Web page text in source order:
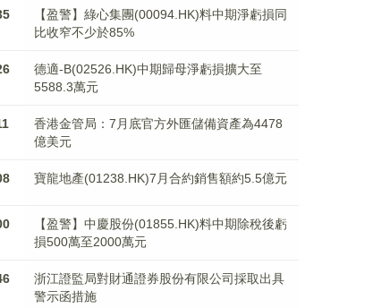
【盈警】綠心集團(00094.HK)料中期淨虧損同
比收窄不少於85%
德適-B(02526.HK)中期歸母淨虧損擴大至
5588.3萬元
香港金管局：7月底官方外匯儲備資產為4478
億美元
寶龍地產(01238.HK)7月合約銷售額約5.5億元
【盈警】中慶股份(01855.HK)料中期除稅後虧
損500萬至2000萬元
浙江證監局對財通證券股份有限公司採取出具
警示函措施